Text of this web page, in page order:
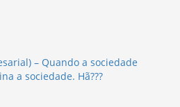
– Quando a sociedade
a sociedade. Hã???